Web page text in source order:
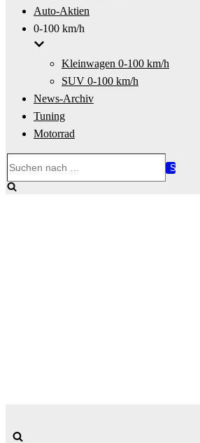
Auto-Aktien
0-100 km/h
Kleinwagen 0-100 km/h
SUV 0-100 km/h
News-Archiv
Tuning
Motorrad
nach …